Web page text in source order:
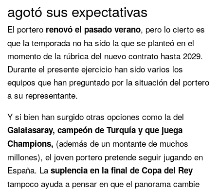
agotó sus expectativas
El portero renovó el pasado verano, pero lo cierto es
que la temporada no ha sido la que se planteó en el
momento de la rúbrica del nuevo contrato hasta 2029.
Durante el presente ejercicio han sido varios los
equipos que han preguntado por la situación del portero
a su representante.
Y si bien han surgido otras opciones como la del
Galatasaray, campeón de Turquía y que juega
Champions, (además de un montante de muchos
millones), el joven portero pretende seguir jugando en
España. La suplencia en la final de Copa del Rey
tampoco ayuda a pensar en que el panorama cambie